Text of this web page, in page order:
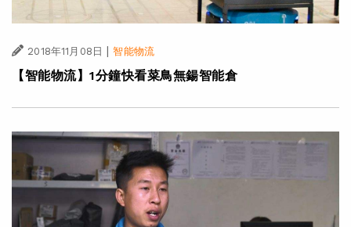
2018年11月08日 | 智能物流
【智能物流】1分鐘快看菜鳥無鍚智能倉